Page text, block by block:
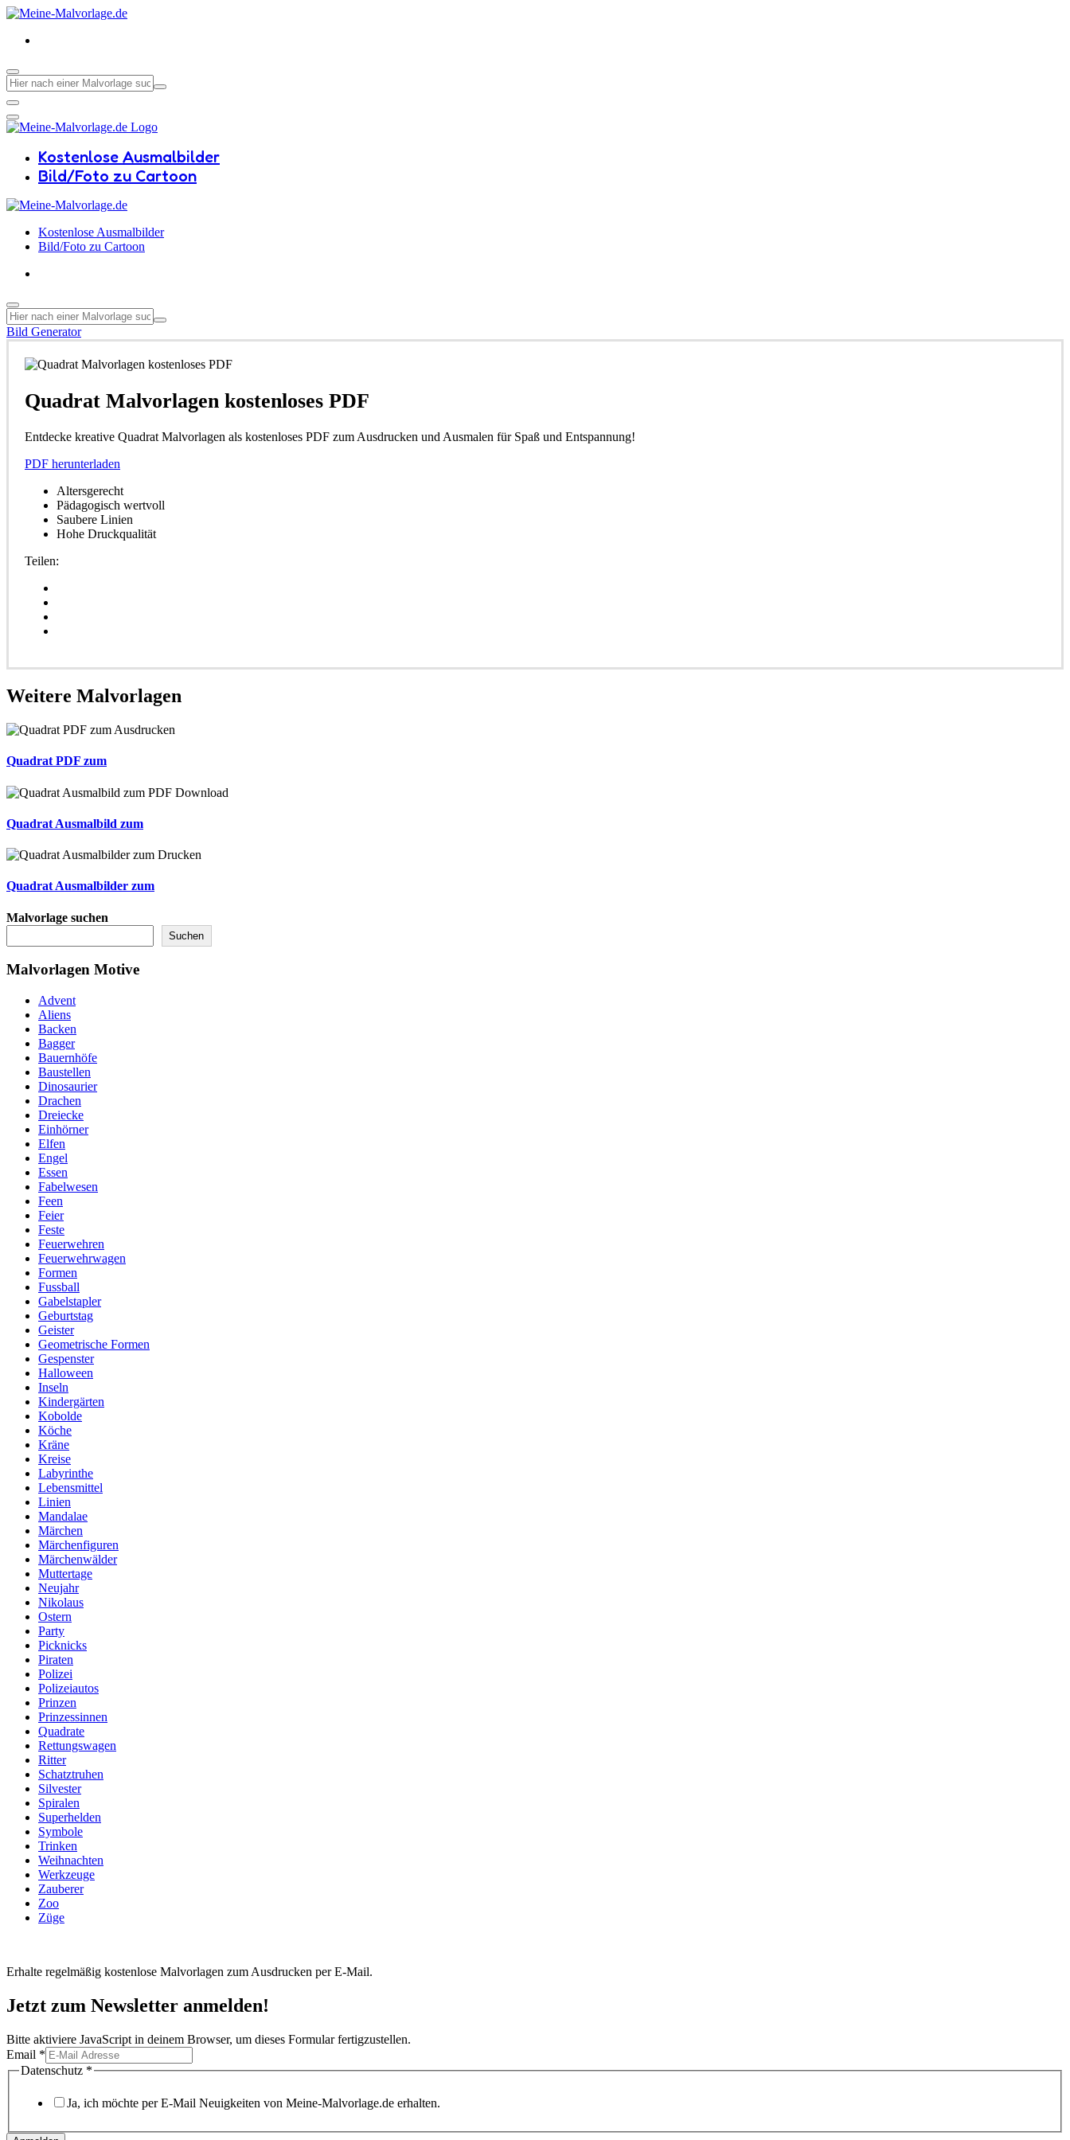
Kostenlose Ausmalbilder
Bild/Foto zu Cartoon
Kostenlose Ausmalbilder
Bild/Foto zu Cartoon
Bild Generator
Quadrat Malvorlagen kostenloses PDF
Entdecke kreative Quadrat Malvorlagen als kostenloses PDF zum Ausdrucken und Ausmalen für Spaß und Entspannung!
PDF herunterladen
Altersgerecht
Pädagogisch wertvoll
Saubere Linien
Hohe Druckqualität
Teilen:
Weitere Malvorlagen
Quadrat PDF zum
Quadrat Ausmalbild zum
Quadrat Ausmalbilder zum
Malvorlage suchen
Suchen
Malvorlagen Motive
Advent
Aliens
Backen
Bagger
Bauernhöfe
Baustellen
Dinosaurier
Drachen
Dreiecke
Einhörner
Elfen
Engel
Essen
Fabelwesen
Feen
Feier
Feste
Feuerwehren
Feuerwehrwagen
Formen
Fussball
Gabelstapler
Geburtstag
Geister
Geometrische Formen
Gespenster
Halloween
Inseln
Kindergärten
Kobolde
Köche
Kräne
Kreise
Labyrinthe
Lebensmittel
Linien
Mandalae
Märchen
Märchenfiguren
Märchenwälder
Muttertage
Neujahr
Nikolaus
Ostern
Party
Picknicks
Piraten
Polizei
Polizeiautos
Prinzen
Prinzessinnen
Quadrate
Rettungswagen
Ritter
Schatztruhen
Silvester
Spiralen
Superhelden
Symbole
Trinken
Weihnachten
Werkzeuge
Zauberer
Zoo
Züge
Erhalte regelmäßig kostenlose Malvorlagen zum Ausdrucken per E-Mail.
Jetzt zum Newsletter anmelden!
Bitte aktiviere JavaScript in deinem Browser, um dieses Formular fertigzustellen.
Email *
Datenschutz
Datenschutz *
Ja, ich möchte per E-Mail Neuigkeiten von Meine-Malvorlage.de erhalten.